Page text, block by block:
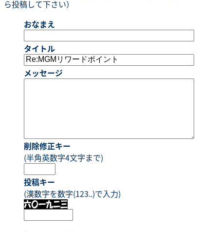
ら投稿して下さい）
おなまえ
タイトル
メッセージ
削除修正キー
(半角英数字4文字まで)
投稿キー
(漢数字を数字(123..)で入力)